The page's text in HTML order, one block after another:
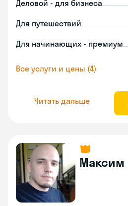
Деловой - для бизнеса
Для путешествий
Для начинающих - премиум
Все услуги и цены (4)
Читать дальше
Максим